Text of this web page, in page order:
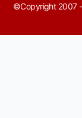
©Copyright 2007